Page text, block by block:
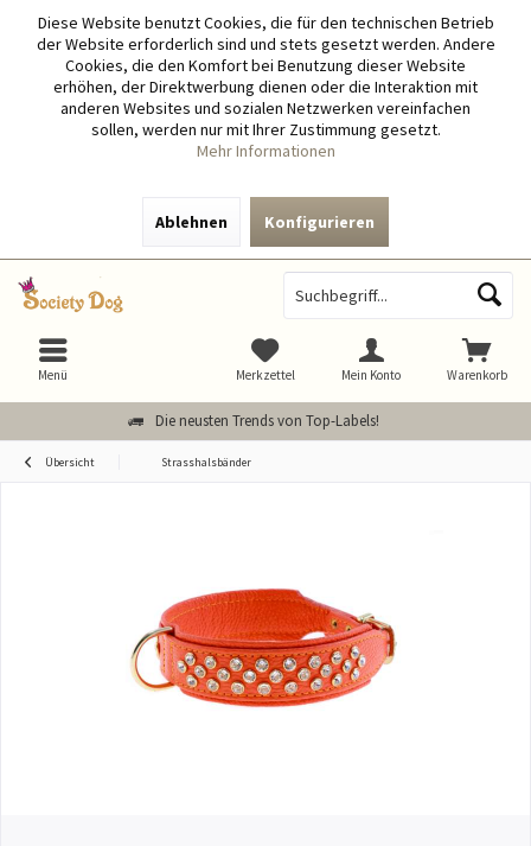
Diese Website benutzt Cookies, die für den technischen Betrieb
der Website erforderlich sind und stets gesetzt werden. Andere
Cookies, die den Komfort bei Benutzung dieser Website
erhöhen, der Direktwerbung dienen oder die Interaktion mit
anderen Websites und sozialen Netzwerken vereinfachen
sollen, werden nur mit Ihrer Zustimmung gesetzt.
Mehr Informationen
Ablehnen Konfigurieren
Die neusten Trends von Top-Labels!
Warenkorb
Merkzettel Mein Konto
Menü
Übersicht Strasshalsbänder